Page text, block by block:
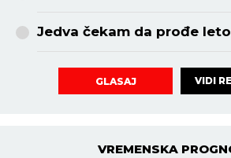
Jedva čekam da prođe leto
GLASAJ VIDI
VREMENSKA